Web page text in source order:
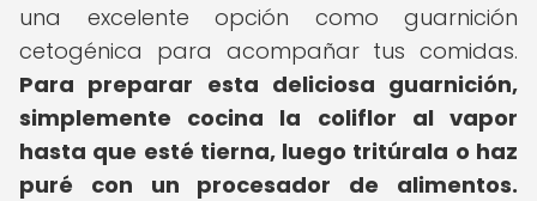
una excelente opción como guarnición
cetogénica para acompañar tus comidas.
Para preparar esta deliciosa guarnición,
simplemente cocina la coliflor al vapor
hasta que esté tierna, luego tritúrala o haz
puré con un procesador de alimentos.